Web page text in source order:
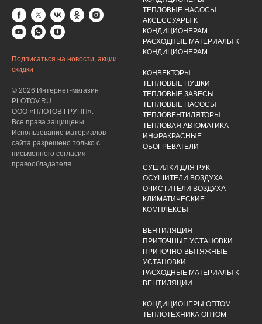
Подписаться на новости, акции
скидки
© 2026 Интернет-магазин
PLOTOV.RU
ООО «ПЛОТОВ ГРУПП».
Все права защищены.
Использование материалов
сайта разрешено только с
письменного согласия
правообладателя.
ТЕПЛОВЫЕ НАСОСЫ
АКСЕССУАРЫ К
КОНДИЦИОНЕРАМ
РАСХОДНЫЕ МАТЕРИАЛЫ К
КОНДИЦИОНЕРАМ
КОНВЕКТОРЫ
ТЕПЛОВЫЕ ПУШКИ
ТЕПЛОВЫЕ ЗАВЕСЫ
ТЕПЛОВЫЕ НАСОСЫ
ТЕПЛОВЕНТИЛЯТОРЫ
ТЕПЛОВАЯ АВТОМАТИКА
ИНФРАКРАСНЫЕ
ОБОГРЕВАТЕЛИ
СУШИЛКИ ДЛЯ РУК
ОСУШИТЕЛИ ВОЗДУХА
ОЧИСТИТЕЛИ ВОЗДУХА
КЛИМАТИЧЕСКИЕ
КОМПЛЕКСЫ
ВЕНТИЛЯЦИЯ
ПРИТОЧНЫЕ УСТАНОВКИ
ПРИТОЧНО-ВЫТЯЖНЫЕ
УСТАНОВКИ
РАСХОДНЫЕ МАТЕРИАЛЫ К
ВЕНТИЛЯЦИИ
КОНДИЦИОНЕРЫ ОПТОМ
ТЕПЛОТЕХНИКА ОПТОМ